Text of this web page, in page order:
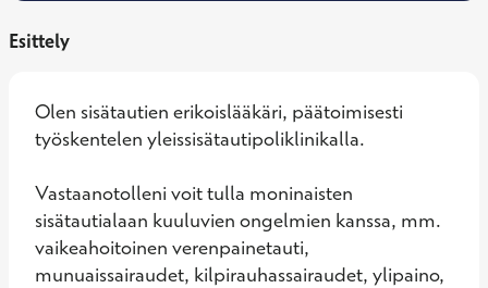
Esittely
Olen sisätautien erikoislääkäri, päätoimisesti
työskentelen yleissisätautipoliklinikalla.
Vastaanotolleni voit tulla moninaisten
sisätautialaan kuuluvien ongelmien kanssa, mm.
vaikeahoitoinen verenpainetauti,
munuaissairaudet, kilpirauhassairaudet, ylipaino,